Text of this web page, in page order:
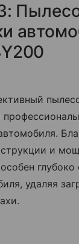
и
удаляя